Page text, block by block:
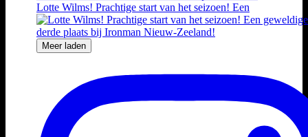
Lotte Wilms! Prachtige start van het seizoen! Een
Meer laden